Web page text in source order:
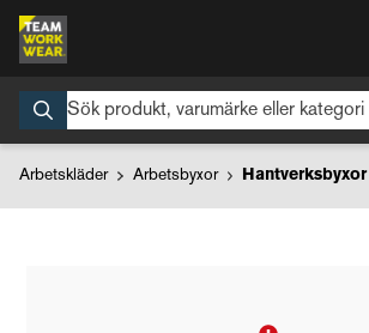
Arbetskläder Arbetsbyxor Hantverksbyxor